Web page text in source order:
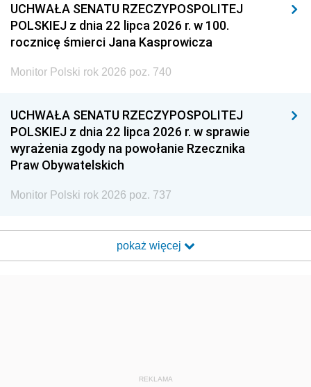
UCHWAŁA SENATU RZECZYPOSPOLITEJ
POLSKIEJ z dnia 22 lipca 2026 r. w 100.
rocznicę śmierci Jana Kasprowicza
Monitor Polski rok 2026 poz. 740
UCHWAŁA SENATU RZECZYPOSPOLITEJ
POLSKIEJ z dnia 22 lipca 2026 r. w sprawie
wyrażenia zgody na powołanie Rzecznika
Praw Obywatelskich
Monitor Polski rok 2026 poz. 737
pokaż więcej
REKLAMA